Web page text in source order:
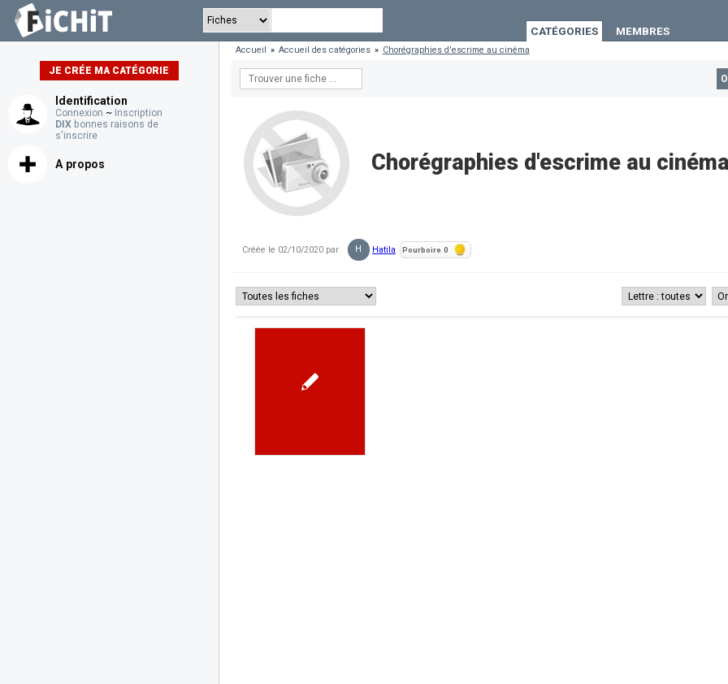
CATÉGORIES MEMBRES
JE CRÉE MA CATÉGORIE
Identification
Connexion ~ Inscription
DIX bonnes raisons de
s'inscrire
A propos
Accueil » Accueil des catégories » Chorégraphies d'escrime au cinéma
Chorégraphies d'escrime au cinéma
Créée le 02/10/2020 par H Hatila Pourboire 0